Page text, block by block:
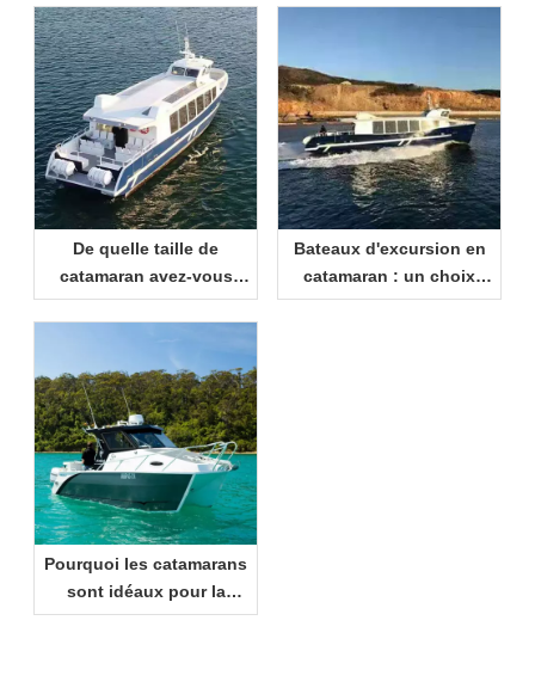
De quelle taille de
catamaran avez-vous
besoin ? Un guide
acheteurs
Bateaux d'excursion en
catamaran : un choix
intelligent pour les
Pourquoi les catamarans
sont idéaux pour la
croisière côtière et les